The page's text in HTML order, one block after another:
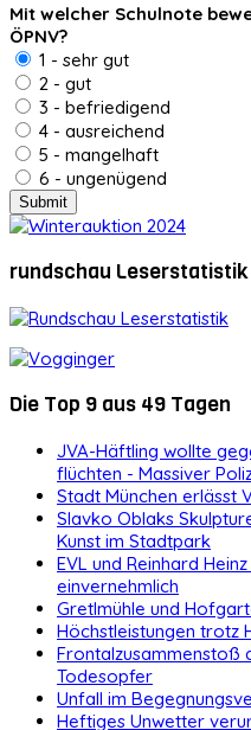
Mit welcher Schulnote
ÖPNV?
1 - sehr gut
2 - gut
3 - befriedigend
4 - ausreichend
5 - mangelhaft
6 - ungenügend
rundschau Leserstatistik
Die Top 9 aus 49 Tagen
JVA-Häftling wollte
flüchten - Massiver
Stadt München erlässt
Slavko Oblaks
Kunst im Stadtpark
EVL und Reinhard
einvernehmlich
Gretlmühle und
Höchstleistungen trotz
Frontalzusammenstoß
Todesopfer
Unfall im
Heftiges Unwetter